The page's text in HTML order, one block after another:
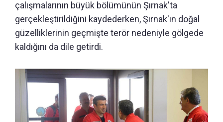
çalışmalarının büyük bölümünün Şırnak'ta
gerçekleştirildiğini kaydederken, Şırnak'ın doğal
güzelliklerinin geçmişte terör nedeniyle gölgede
kaldığını da dile getirdi.